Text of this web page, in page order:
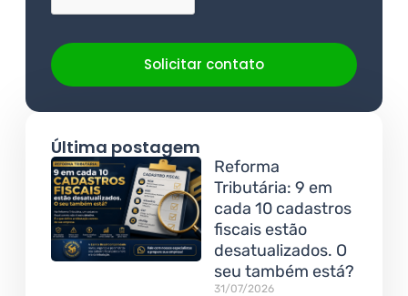
Solicitar contato
Última postagem
Reforma
Tributária: 9 em
cada 10 cadastros
fiscais estão
desatualizados. O
seu também está?
31/07/2026